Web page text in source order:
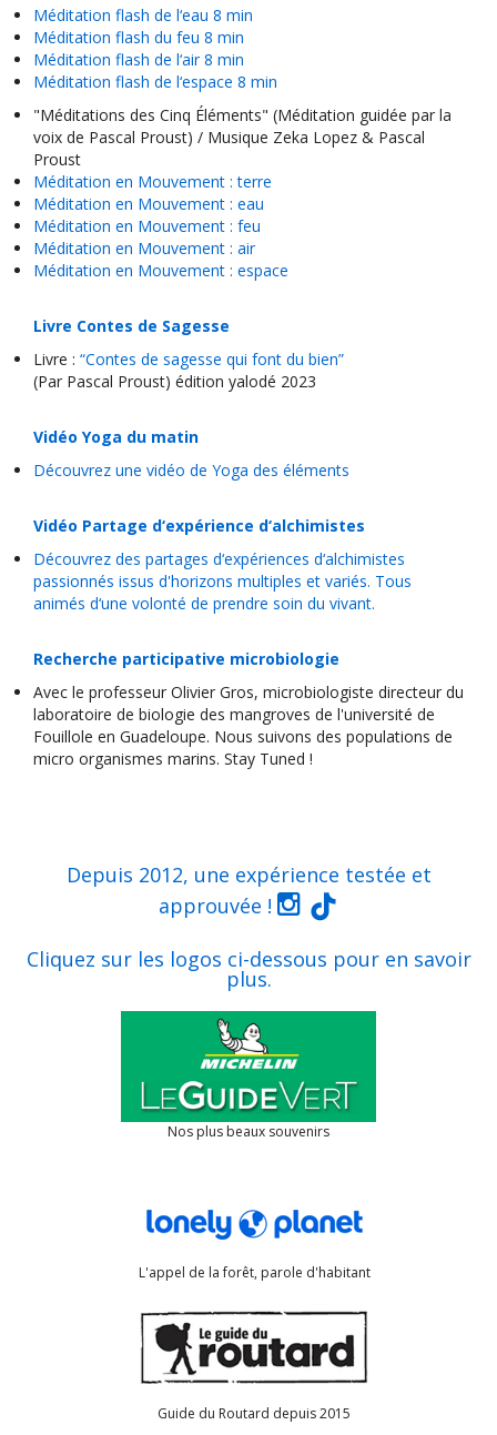
Méditation flash de l‘eau 8 min
Méditation flash du feu 8 min
Méditation flash de l‘air 8 min
Méditation flash de l‘espace 8 min
"Méditations des Cinq Éléments" (Méditation guidée par la
voix de Pascal Proust) / Musique Zeka Lopez & Pascal
Proust
Méditation en Mouvement : terre
Méditation en Mouvement : eau
Méditation en Mouvement : feu
Méditation en Mouvement : air
Méditation en Mouvement : espace
Livre Contes de Sagesse
Livre : “Contes de sagesse qui font du bien”
(Par Pascal Proust) édition yalodé 2023
Vidéo Yoga du matin
Découvrez une vidéo de Yoga des éléments
Vidéo Partage d‘expérience d‘alchimistes
Découvrez des partages d‘expériences d‘alchimistes
passionnés issus d'horizons multiples et variés. Tous
animés d‘une volonté de prendre soin du vivant.
Recherche participative microbiologie
Avec le professeur Olivier Gros, microbiologiste directeur du
laboratoire de biologie des mangroves de l'université de
Fouillole en Guadeloupe. Nous suivons des populations de
micro organismes marins. Stay Tuned !
Depuis 2012, une expérience testée et
approuvée !
Cliquez sur les logos ci-dessous pour en savoir
plus.
Nos plus beaux souvenirs
L'appel de la forêt, parole d'habitant
Guide du Routard depuis 2015